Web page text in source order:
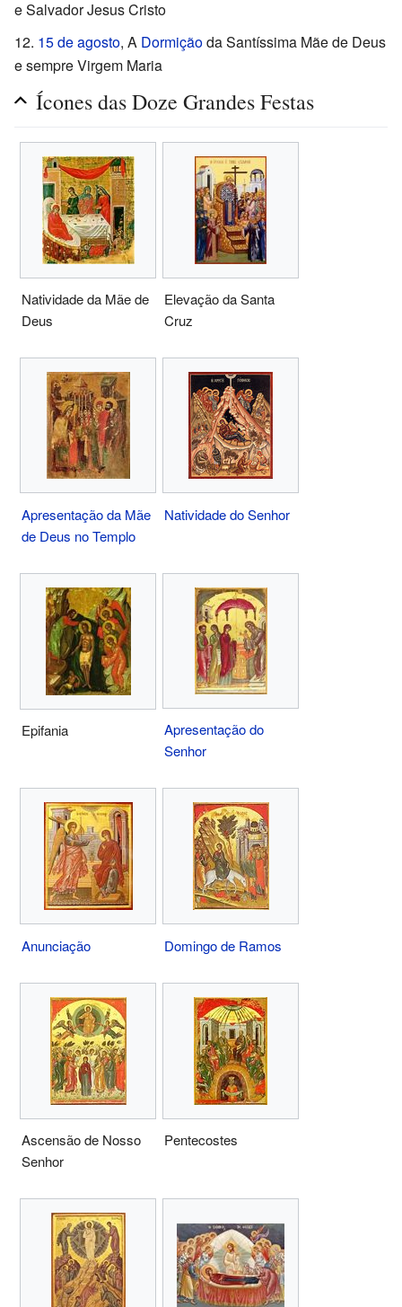
e Salvador Jesus Cristo
15 de agosto, A Dormiçãoda Santíssima Mãe de Deus
e sempre Virgem Maria
Ícones das Doze Grandes Festas
Natividade da Mãe de
Deus
Elevação da Santa
Cruz
Apresentação da Mãe
de Deus no Templo
Natividade do Senhor
Epifania
Apresentação do
Senhor
Anunciação Domingo de Ramos
Ascensão de Nosso
Senhor
Pentecostes